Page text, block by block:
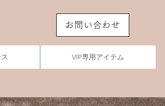
お問い合わせ
VIP専用アイテム